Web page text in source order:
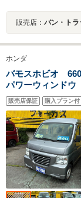
販売店： バン・ト
ホンダ
バモスホビオ
パワーウィンド
側スライドドア
販売店保証 購入プラン付